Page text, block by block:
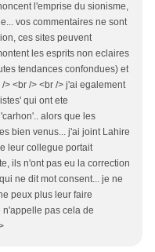
l'emprise du sionisme,
vos commentaires ne sont
ces sites peuvent
les esprits non eclaires
tendances confondues) et
<br /> <br /> j'ai egalement
qui ont ete
alors que les
bien venus... j'ai joint Lahire
leur collegue portait
ils n'ont pas eu la correction
ne dit mot consent... je ne
peux plus leur faire
n'appelle pas cela de